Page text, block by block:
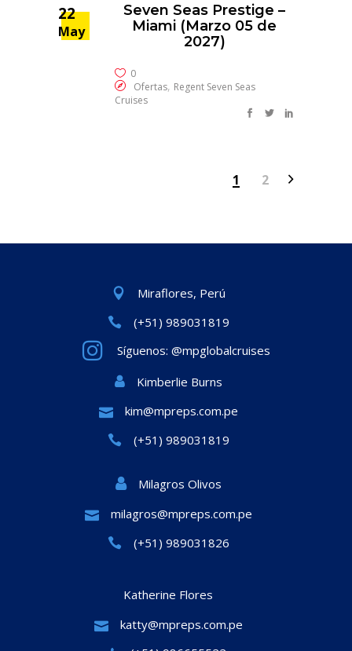
22
May
Seven Seas Prestige –
Miami (Marzo 05 de
2027)
0
Ofertas, Regent Seven Seas
Cruises
1 2
Miraflores, Perú
(+51) 989031819
Síguenos: @mpglobalcruises
Kimberlie Burns
kim@mpreps.com.pe
(+51) 989031819
Milagros Olivos
milagros@mpreps.com.pe
(+51) 989031826
Katherine Flores
katty@mpreps.com.pe